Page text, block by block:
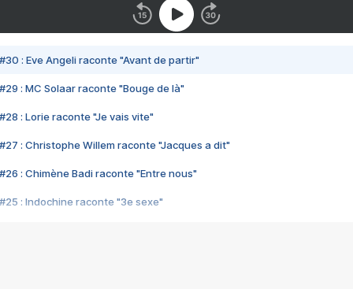
#30 : Eve Angeli raconte "Avant de partir"
#29 : MC Solaar raconte "Bouge de là"
#28 : Lorie raconte "Je vais vite"
#27 : Christophe Willem raconte "Jacques a dit"
#26 : Chimène Badi raconte "Entre nous"
#25 : Indochine raconte "3e sexe"